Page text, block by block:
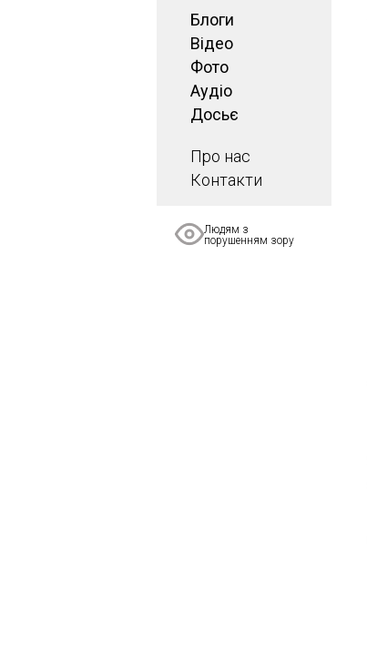
Блоги
Відео
Фото
Аудіо
Досьє
Про нас
Контакти
Людям з
порушенням зору